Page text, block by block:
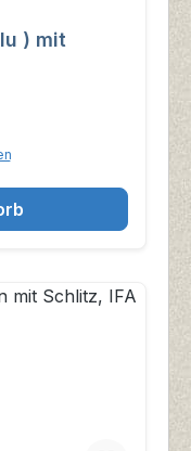
) mit